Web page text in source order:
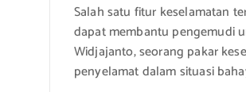
Salah satu fitur keselamatan
dapat membantu pengemudi
Widjajanto, seorang pakar
penyelamat dalam situasi